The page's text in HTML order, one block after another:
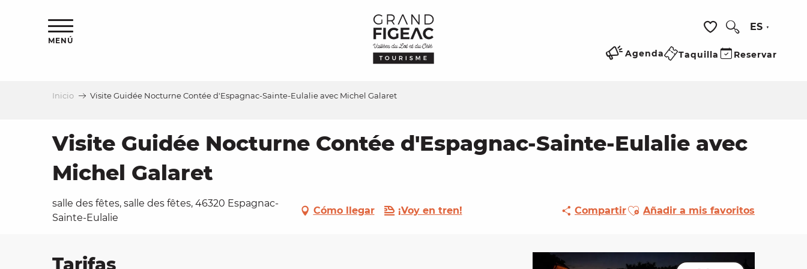
Voir les favoris
ES
MENÚ
Agenda Taquilla Reservar
Inicio Visite Guidée Nocturne Contée d'Espagnac-Sainte-Eulalie avec Michel Galaret
Visite Guidée Nocturne Contée d'Espagnac-Sainte-Eulalie avec
Michel Galaret
salle des fêtes, salle des fêtes, 46320 Espagnac-
Sainte-Eulalie
Cómo llegar ¡Voy en tren! CompartirAjouter aux favoris
Añadir a mis favoritos
Tarifas